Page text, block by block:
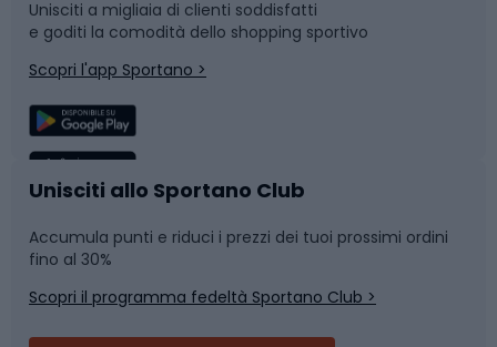
Corsa
Sport di squadra
Caschi da ciclismo
Skitouring
Snowboard
Camminata nordica
Nuoto
Pattinaggio
Unisciti a migliaia di clienti soddisfatti
e goditi la comodità dello shopping sportivo
Scopri l'app Sportano >
Unisciti allo Sportano Club
Accumula punti e riduci i prezzi dei tuoi prossimi ordini
fino al 30%
Scopri il programma fedeltà Sportano Club >